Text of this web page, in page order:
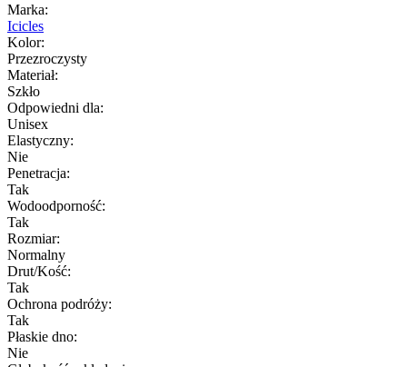
Marka:
Icicles
Kolor:
Przezroczysty
Materiał:
Szkło
Odpowiedni dla:
Unisex
Elastyczny:
Nie
Penetracja:
Tak
Wodoodporność:
Tak
Rozmiar:
Normalny
Drut/Kość:
Tak
Ochrona podróży:
Tak
Płaskie dno:
Nie